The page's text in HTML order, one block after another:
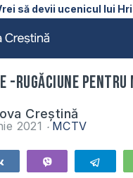
să devii ucenicul lui
-Rugăciune pentru
Creștină
2021 MCTV